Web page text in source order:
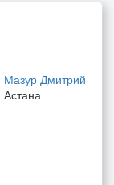
Мазур Дмитрий
Астана